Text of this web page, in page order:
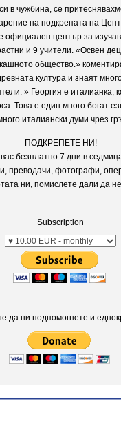
в чужбина, се
на подкрепата на
официален център за
и 9 учители. «Освен
общество.»
култура и знаят
» Георгия е
Това е един много богат
италиански думи чрез
ПОДКРЕПЕТЕ НИ!
безплатно 7 дни в
преводачи, фотографи,
ни, помислете дали да
Subscription
да ни подпомогнете и